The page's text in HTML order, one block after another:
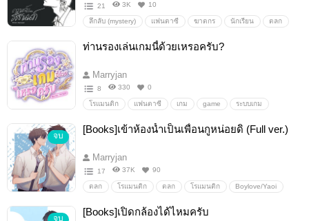
21 3K 10
ลึกลับ (mystery) แฟนตาซี ฆาตกร นักเรียน ตลก
สัตว์ประหลาด เวทมนตร์ ผจญภัย
ท่านรองเล่นเกมนี้ด้วยเหรอครับ?
Marryjan
8 330 0
โรแมนติก แฟนตาซี เกม game ระบบเกม
พนักงานออฟฟิศ พนักงานบริษัท พนักงานเงินเดือน
จบ
[Books]เข้าห้องน้ำเป็นเพื่อนกูหน่อยดิ (Full ver.)
Marryjan
17 37K 90
ตลก โรแมนติก ตลก โรแมนติก Boylove/Yaoi
นวินระบายลูกไม้
จบ
[Books]เปิดกล้องได้ไหมครับ